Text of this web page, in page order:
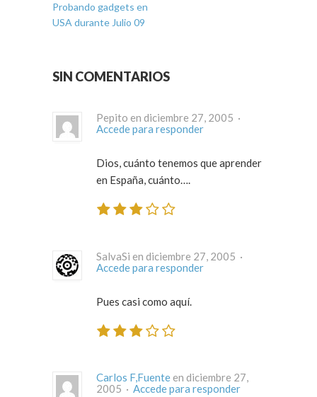
Probando gadgets en
USA durante Julio 09
SIN COMENTARIOS
Pepito en diciembre 27, 2005 ·
Accede para responder
Dios, cuánto tenemos que aprender
en España, cuánto….
SalvaSi en diciembre 27, 2005 ·
Accede para responder
Pues casi como aquí.
Carlos F,Fuente en diciembre 27,
2005 · Accede para responder